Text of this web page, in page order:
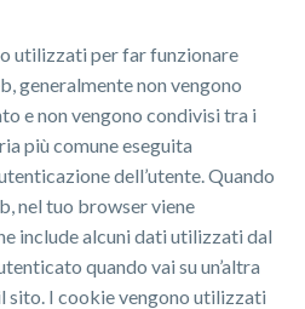
utilizzati per far funzionare
generalmente non vengono
e non vengono condivisi tra i
più comune eseguita
dell’utente. Quando
nel tuo browser viene
include alcuni dati utilizzati dal
quando vai su un’altra
sito. I cookie vengono utilizzati